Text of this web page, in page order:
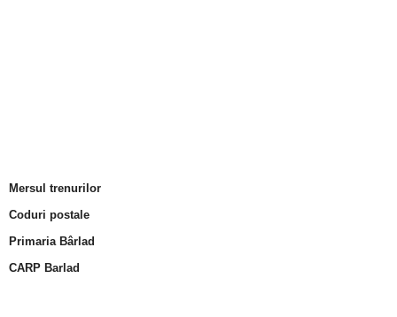
Mersul trenurilor
Coduri postale
Primaria Bârlad
CARP Barlad